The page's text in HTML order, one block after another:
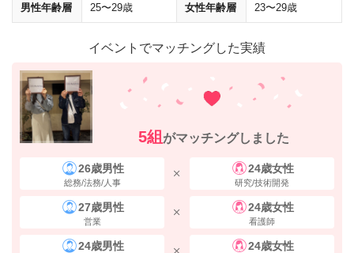
そのまま進み、突き当たりの
「東京キャラクターストリートいちばんプ
ラザ」を右に曲がってください。（大丸方面）
男性年齢層 25〜29歳 女性年齢層 23〜29歳
イベントでマッチングした実績
5組 がマッチングしました
26歳男性
総務/法務/人事
24歳女性
研究/技術開発
27歳男性
営業
24歳女性
看護師
24歳男性 24歳女性